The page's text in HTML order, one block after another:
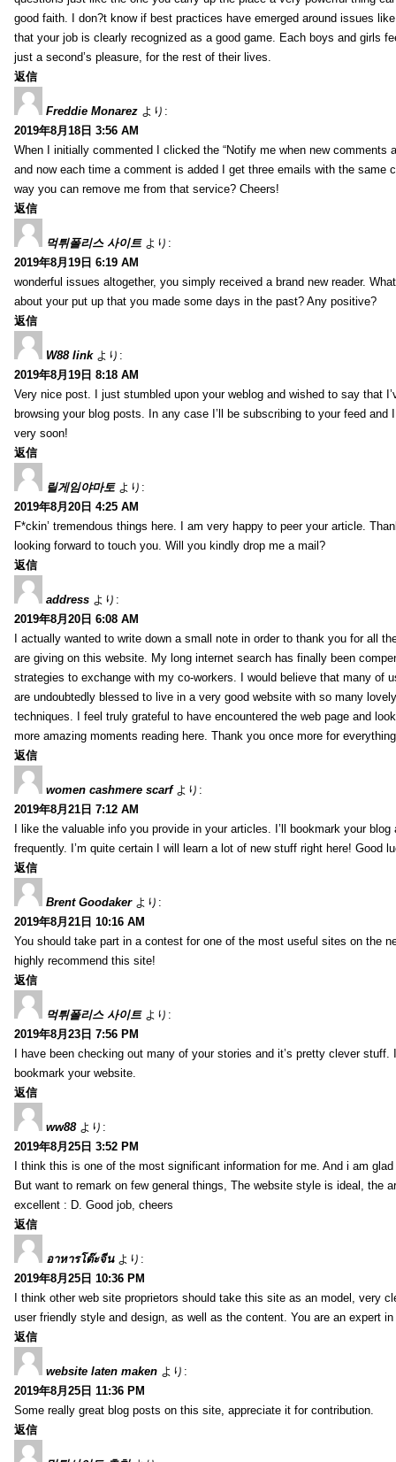
good faith. I don?t know if best practices have emerged around issues
that your job is clearly recognized as a good game. Each boys and girls
just a second’s pleasure, for the rest of their lives.
返信
Freddie Monarez より:
2019年8月18日 3:56 AM
When I initially commented I clicked the “Notify me when new comments
and now each time a comment is added I get three emails with the same
way you can remove me from that service? Cheers!
返信
먹튀폴리스 사이트 より:
2019年8月19日 6:19 AM
wonderful issues altogether, you simply received a brand new reader.
about your put up that you made some days in the past? Any positive?
返信
W88 link より:
2019年8月19日 8:18 AM
Very nice post. I just stumbled upon your weblog and wished to say that
browsing your blog posts. In any case I’ll be subscribing to your feed and
very soon!
返信
릴게임야마토 より:
2019年8月20日 4:25 AM
F*ckin’ tremendous things here. I am very happy to peer your article.
looking forward to touch you. Will you kindly drop me a mail?
返信
address より:
2019年8月20日 6:08 AM
I actually wanted to write down a small note in order to thank you for all
are giving on this website. My long internet search has finally been
strategies to exchange with my co-workers. I would believe that many of
are undoubtedly blessed to live in a very good website with so many
techniques. I feel truly grateful to have encountered the web page and
more amazing moments reading here. Thank you once more for
返信
women cashmere scarf より:
2019年8月21日 7:12 AM
I like the valuable info you provide in your articles. I’ll bookmark your blog
frequently. I’m quite certain I will learn a lot of new stuff right here! Good
返信
Brent Goodaker より:
2019年8月21日 10:16 AM
You should take part in a contest for one of the most useful sites on the
highly recommend this site!
返信
먹튀폴리스 사이트 より:
2019年8月23日 7:56 PM
I have been checking out many of your stories and it’s pretty clever stuff.
bookmark your website.
返信
ww88 より:
2019年8月25日 3:52 PM
I think this is one of the most significant information for me. And i am
But want to remark on few general things, The website style is ideal, the
excellent : D. Good job, cheers
返信
อาหารโต๊ะจีน より:
2019年8月25日 10:36 PM
I think other web site proprietors should take this site as an model, very
user friendly style and design, as well as the content. You are an expert
返信
website laten maken より:
2019年8月25日 11:36 PM
Some really great blog posts on this site, appreciate it for contribution.
返信